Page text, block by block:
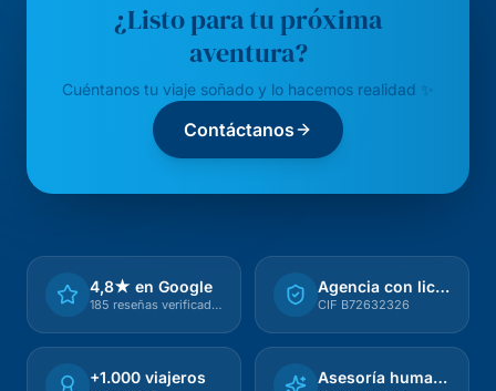
¿Listo para tu próxima
aventura?
Cuéntanos tu viaje soñado y lo hacemos realidad ✨
Contáctanos
4,8★ en Google
185 reseñas verificadas
Agencia con licencia
CIF B72632326
+1.000 viajeros Asesoría humana